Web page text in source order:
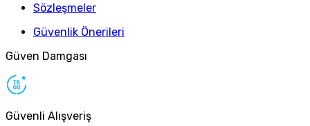
Sözleşmeler
Güvenlik Önerileri
Güven Damgası
Güvenli Alışveriş